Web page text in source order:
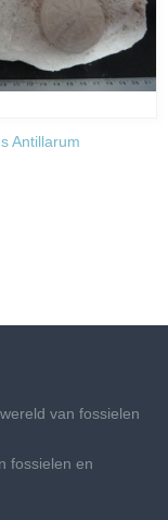
Antillarum
van fossielen
fossielen en